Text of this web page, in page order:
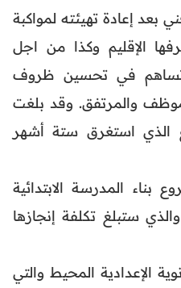
بعد إعادة تهيئته لمواكبة
الإقليم وكذا من اجل
تساهم في تحسين ظروف
والمرتفق. وقد بلغت
الذي استغرق ستة أشهر
المدرسة الابتدائية
ستبلغ تكلفة إنجازها
الإعدادية المحيط والتي